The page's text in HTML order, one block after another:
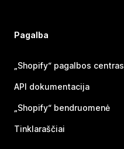
Pagalba
„Shopify“ pagalbos centras
API dokumentacija
„Shopify“ bendruomenė
Tinklaraščiai